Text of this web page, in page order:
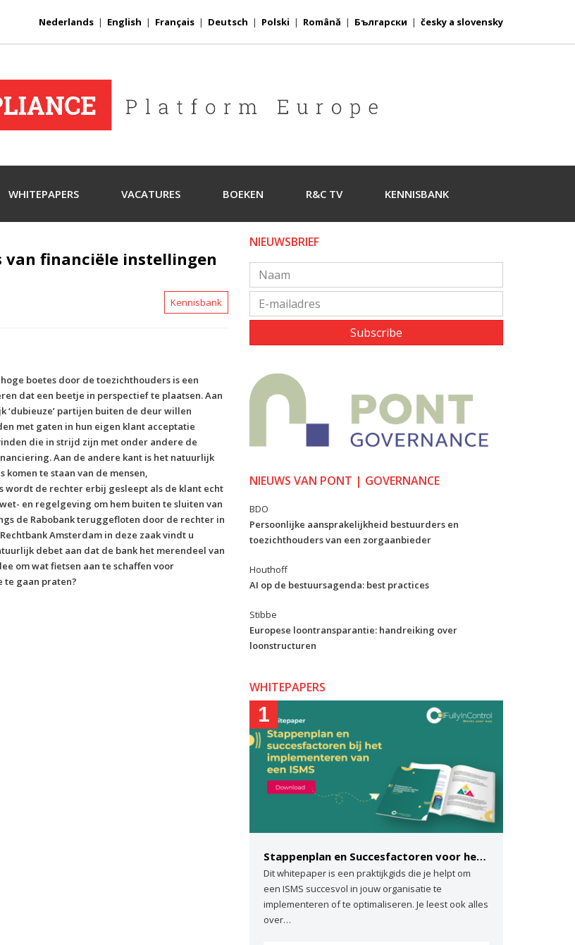
Nederlands | English | Français | Deutsch | Polski | Română | Български | česky a slovensky
WHITEPAPERS VACATURES BOEKEN R&C TV KENNISBANK
financiële instellingen
Kennisbank
boetes door de toezichthouders is een
dat een beetje in perspectief te plaatsen. Aan
partijen buiten de deur willen
met gaten in hun eigen klant acceptatie
die in strijd zijn met onder andere de
Aan de andere kant is het natuurlijk
te staan van de mensen,
wordt de rechter erbij gesleept als de klant echt
en regelgeving om hem buiten te sluiten van
de Rabobank teruggefloten door de rechter in
Amsterdam in deze zaak vindt u
debet aan dat de bank het merendeel van
om wat fietsen aan te schaffen voor
te gaan praten?
NIEUWSBRIEF
Subscribe
NIEUWS VAN PONT | GOVERNANCE
BDO
Persoonlijke aansprakelijkheid bestuurders en
toezichthouders van een zorgaanbieder
Houthoff
AI op de bestuursagenda: best practices
Stibbe
Europese loontransparantie: handreiking over
loonstructuren
WHITEPAPERS
1
Stappenplan en Succesfactoren voor het implementeren van een ISMS
Dit whitepaper is een praktijkgids die je helpt om
een ISMS succesvol in jouw organisatie te
implementeren of te optimaliseren. Je leest ook alles
over…